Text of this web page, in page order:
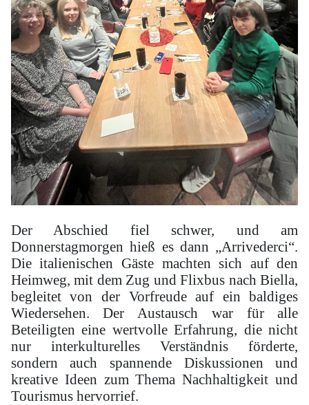
Der Abschied fiel schwer, und am
Donnerstagmorgen hieß es dann „Arrivederci“.
Die italienischen Gäste machten sich auf den
Heimweg, mit dem Zug und Flixbus nach Biella,
begleitet von der Vorfreude auf ein baldiges
Wiedersehen. Der Austausch war für alle
Beteiligten eine wertvolle Erfahrung, die nicht
nur interkulturelles Verständnis förderte,
sondern auch spannende Diskussionen und
kreative Ideen zum Thema Nachhaltigkeit und
Tourismus hervorrief.